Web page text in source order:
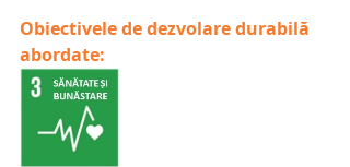
Obiectivele de dezvolare durabilă
abordate: